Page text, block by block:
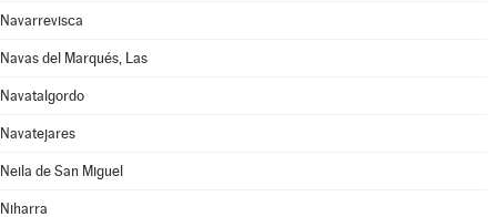
Navarrevisca
Navas del Marqués, Las
Navatalgordo
Navatejares
Neila de San Miguel
Niharra